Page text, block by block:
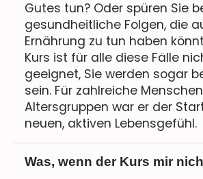
Gutes tun? Oder spüren Sie
gesundheitliche Folgen, die
Ernährung zu tun haben
Kurs ist für alle diese Fälle
geeignet, Sie werden sogar
sein. Für zahlreiche
Altersgruppen war er der
neuen, aktiven Lebensgefühl.
Was, wenn der Kurs mir